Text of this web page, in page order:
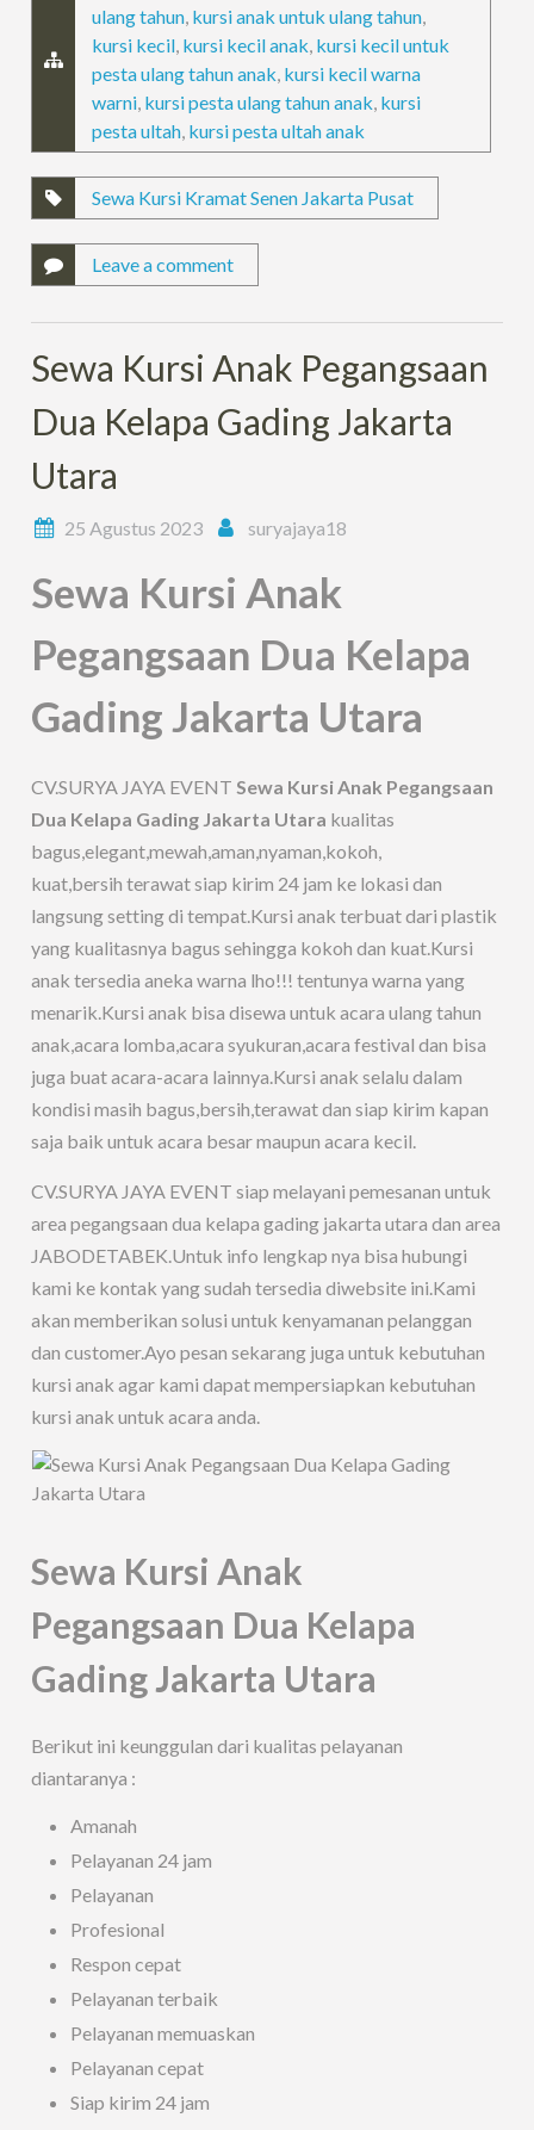
ulang tahun, kursi anak untuk ulang tahun,
kursi kecil, kursi kecil anak, kursi kecil untuk
pesta ulang tahun anak, kursi kecil warna
warni, kursi pesta ulang tahun anak, kursi
pesta ultah, kursi pesta ultah anak
Sewa Kursi Kramat Senen Jakarta Pusat
Leave a comment
Sewa Kursi Anak Pegangsaan
Dua Kelapa Gading Jakarta
Utara
25 Agustus 2023 suryajaya18
Sewa Kursi Anak
Pegangsaan Dua Kelapa
Gading Jakarta Utara
CV.SURYA JAYA EVENTSewa Kursi Anak Pegangsaan
Dua Kelapa Gading Jakarta Utara kualitas
bagus,elegant,mewah,aman,nyaman,kokoh,
kuat,bersih terawat siap kirim 24 jam ke lokasi dan
langsung setting di tempat.Kursi anak terbuat dari plastik
yang kualitasnya bagus sehingga kokoh dan kuat.Kursi
anak tersedia aneka warna lho!!! tentunya warna yang
menarik.Kursi anak bisa disewa untuk acara ulang tahun
anak,acara lomba,acara syukuran,acara festival dan bisa
juga buat acara-acara lainnya.Kursi anak selalu dalam
kondisi masih bagus,bersih,terawat dan siap kirim kapan
saja baik untuk acara besar maupun acara kecil.
CV.SURYA JAYA EVENT siap melayani pemesanan untuk
area pegangsaan dua kelapa gading jakarta utara dan area
JABODETABEK.Untuk info lengkap nya bisa hubungi
kami ke kontak yang sudah tersedia diwebsite ini.Kami
akan memberikan solusi untuk kenyamanan pelanggan
dan customer.Ayo pesan sekarang juga untuk kebutuhan
kursi anak agar kami dapat mempersiapkan kebutuhan
kursi anak untuk acara anda.
Sewa Kursi Anak
Pegangsaan Dua Kelapa
Gading Jakarta Utara
Berikut ini keunggulan dari kualitas pelayanan
diantaranya :
Amanah
Pelayanan 24 jam
Pelayanan
Profesional
Respon cepat
Pelayanan terbaik
Pelayanan memuaskan
Pelayanan cepat
Siap kirim 24 jam